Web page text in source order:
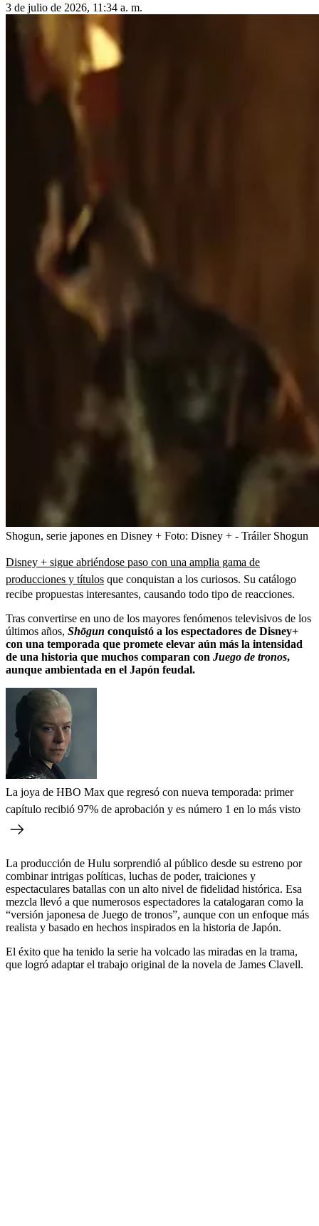
3 de julio de 2026, 11:34 a. m.
Shogun, serie japones en Disney + Foto: Disney + - Tráiler Shogun
Disney + sigue abriéndose paso con una amplia gama de
producciones y títulos que conquistan a los curiosos. Su catálogo
recibe propuestas interesantes, causando todo tipo de reacciones.
Tras convertirse en uno de los mayores fenómenos televisivos de los
últimos años, Shōgun conquistó a los espectadores de Disney+
con una temporada que promete elevar aún más la intensidad
de una historia que muchos comparan con Juego de tronos,
aunque ambientada en el Japón feudal.
La joya de HBO Max que regresó con nueva temporada: primer
capítulo recibió 97% de aprobación y es número 1 en lo más visto
La producción de Hulu sorprendió al público desde su estreno por
combinar intrigas políticas, luchas de poder, traiciones y
espectaculares batallas con un alto nivel de fidelidad histórica. Esa
mezcla llevó a que numerosos espectadores la catalogaran como la
“versión japonesa de Juego de tronos”, aunque con un enfoque más
realista y basado en hechos inspirados en la historia de Japón.
El éxito que ha tenido la serie ha volcado las miradas en la trama,
que logró adaptar el trabajo original de la novela de James Clavell.